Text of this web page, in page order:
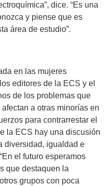
dice. “Es una
y piense que es
área de estudio”.
en las mujeres
editores de la ECS y el
de los problemas que
a otras minorías en
para contrarrestar el
la ECS hay una discusión
diversidad, igualdad e
el futuro esperamos
que destaquen la
grupos con poca